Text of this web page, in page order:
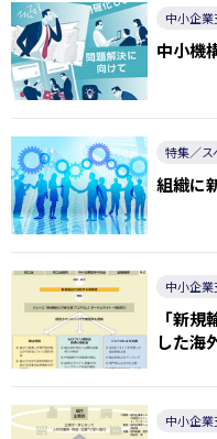
中小企
中小機
特集／ス
組織に
中小企
「新
した海
中小企